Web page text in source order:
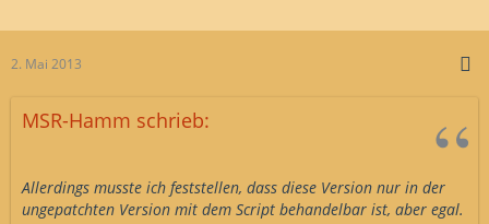
2. Mai 2013
MSR-Hamm schrieb:
Allerdings musste ich feststellen, dass diese Version nur in der
ungepatchten Version mit dem Script behandelbar ist, aber egal.